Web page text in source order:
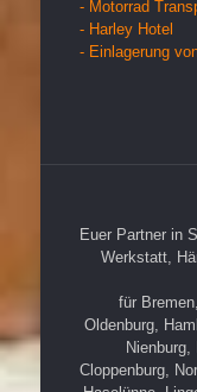
- Motorrad
- Harley Hotel
- Einlagerung
Euer Partner in
Werkstatt,
für
Oldenburg,
Cloppenburg,